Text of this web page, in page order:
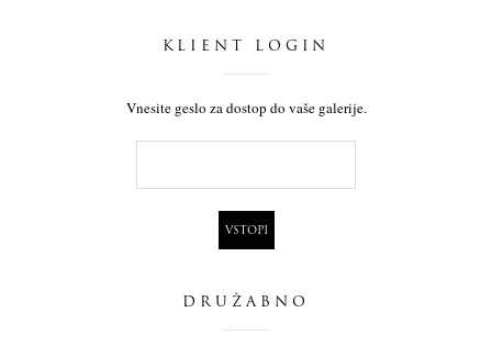
KLIENT LOGIN
Vnesite geslo za dostop do vaše galerije.
DRUŽABNO